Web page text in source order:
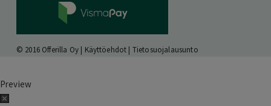
© 2016 Offerilla Oy | Käyttöehdot | Tietosuojalausunto
Preview